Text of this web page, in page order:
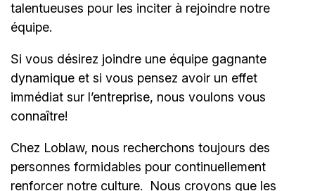
talentueuses pour les inciter à rejoindre notre
équipe.
Si vous désirez joindre une équipe gagnante
dynamique et si vous pensez avoir un effet
immédiat sur l’entreprise, nous voulons vous
connaître!
Chez Loblaw, nous recherchons toujours des
personnes formidables pour continuellement
renforcer notre culture. Nous croyons que les